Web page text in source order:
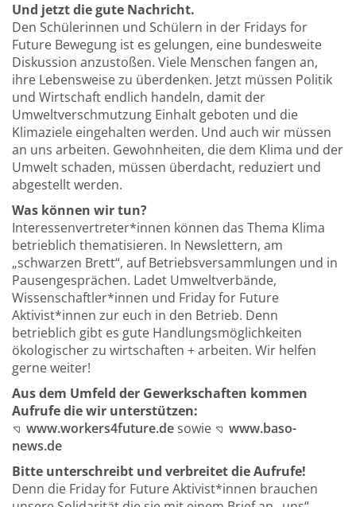
Und jetzt die gute Nachricht.
Den Schülerinnen und Schülern in der Fridays for
Future Bewegung ist es gelungen, eine bundesweite
Diskussion anzustoßen. Viele Menschen fangen an,
ihre Lebensweise zu überdenken. Jetzt müssen Politik
und Wirtschaft endlich handeln, damit der
Umweltverschmutzung Einhalt geboten und die
Klimaziele eingehalten werden. Und auch wir müssen
an uns arbeiten. Gewohnheiten, die dem Klima und der
Umwelt schaden, müssen überdacht, reduziert und
abgestellt werden.
Was können wir tun?
Interessenvertreter*innen können das Thema Klima
betrieblich thematisieren. In Newslettern, am
„schwarzen Brett“, auf Betriebsversammlungen und in
Pausengesprächen. Ladet Umweltverbände,
Wissenschaftler*innen und Friday for Future
Aktivist*innen zur euch in den Betrieb. Denn
betrieblich gibt es gute Handlungsmöglichkeiten
ökologischer zu wirtschaften + arbeiten. Wir helfen
gerne weiter!
Aus dem Umfeld der Gewerkschaften kommen
Aufrufe die wir unterstützen:
www.workers4future.desowie
www.baso-
news.de
Bitte unterschreibt und verbreitet die Aufrufe!
Denn die Friday for Future Aktivist*innen brauchen